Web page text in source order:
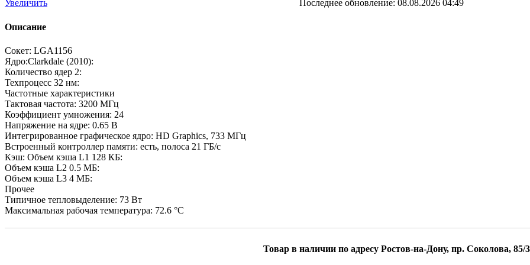
Увеличить
Последнее обновление: 08.08.2026 04:49
Описание
Сокет: LGA1156
Ядро:Clarkdale (2010):
Количество ядер 2:
Техпроцесс 32 нм:
Частотные характеристики
Тактовая частота: 3200 МГц
Коэффициент умножения: 24
Напряжение на ядре: 0.65 B
Интегрированное графическое ядро: HD Graphics, 733 МГц
Встроенный контроллер памяти: есть, полоса 21 ГБ/с
Кэш: Объем кэша L1 128 КБ:
Объем кэша L2 0.5 МБ:
Объем кэша L3 4 МБ:
Прочее
Типичное тепловыделение: 73 Вт
Максимальная рабочая температура: 72.6 °C
Товар в наличии по адресу Ростов-на-Дону, пр. Соколова, 85/